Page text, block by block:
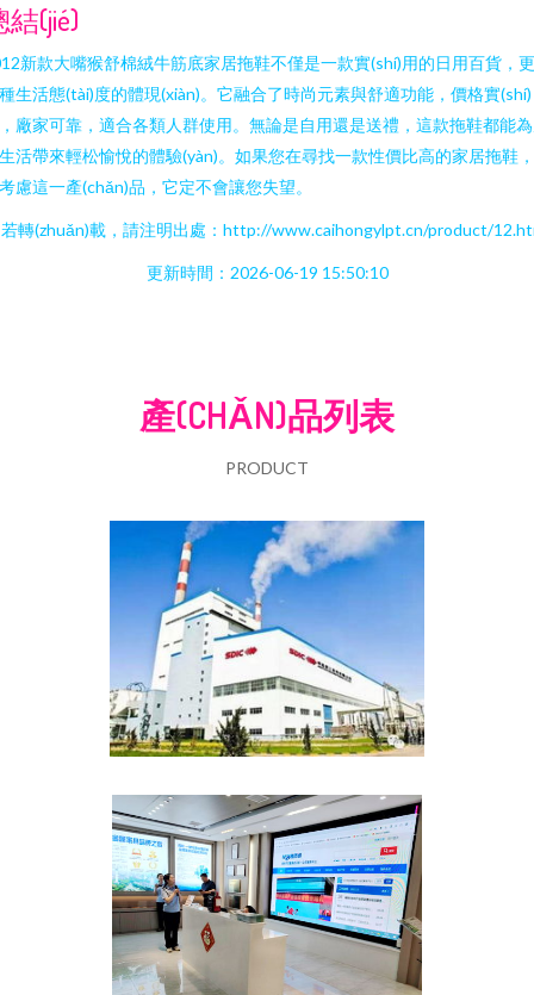
結(jié)
新款大嘴猴舒棉絨牛筋底家居拖鞋不僅是一款實(shí)用的日用百貨，
生活態(tài)度的體現(xiàn)。它融合了時尚元素與舒適功能，價格實(shí)
廠家可靠，適合各類人群使用。無論是自用還是送禮，這款拖鞋都能
活帶來輕松愉悅的體驗(yàn)。如果您在尋找一款性價比高的家居拖鞋
慮這一產(chǎn)品，它定不會讓您失望。
轉(zhuǎn)載，請注明出處：http://www.caihongylpt.cn/product/
更新時間：2026-06-19 15:50:10
產(CHǍN)品列表
PRODUCT